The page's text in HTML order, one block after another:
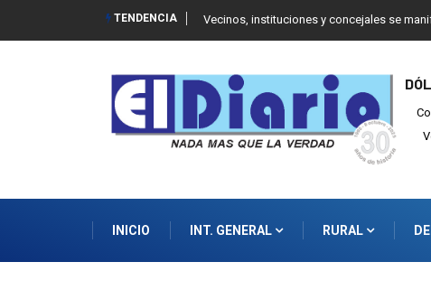
TENDENCIA Vecinos, instituciones y concejales se
INICIO INT. GENERAL RURAL